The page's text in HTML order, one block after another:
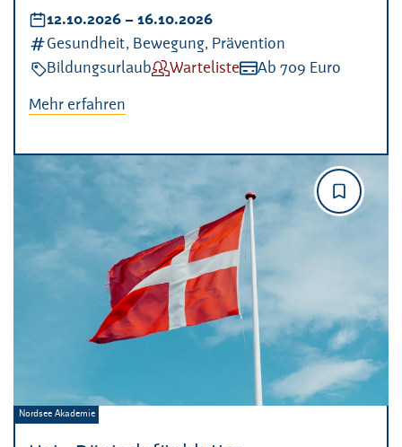
Datum:
12.10.2026 – bis
16.10.2026
Kategorien:
Gesundheit, Bewegung, Prävention
Veranstaltungsart:
BildungsurlaubVerfügbarkeit:
WartelisteKosten:
Ab 709 Euro
Mehr erfahren
Veranstalter:
Nordsee Akademie